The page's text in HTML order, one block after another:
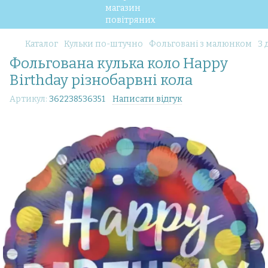
Каталог Кульки по-штучно Фольговані з малюнком З
Фольгована кулька коло Happy
Birthday різнобарвні кола
Артикул: 362238536351 Написати відгук